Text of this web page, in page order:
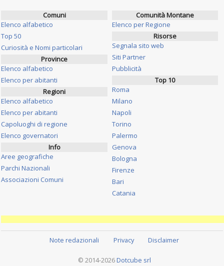
Comuni
Elenco alfabetico
Top 50
Curiosità e Nomi particolari
Province
Elenco alfabetico
Elenco per abitanti
Regioni
Elenco alfabetico
Elenco per abitanti
Capoluoghi di regione
Elenco governatori
Info
Aree geografiche
Parchi Nazionali
Associazioni Comuni
Comunità Montane
Elenco per Regione
Risorse
Segnala sito web
Siti Partner
Pubblicità
Top 10
Roma
Milano
Napoli
Torino
Palermo
Genova
Bologna
Firenze
Bari
Catania
Note redazionali Privacy Disclaimer
© 2014-2026 Dotcube srl